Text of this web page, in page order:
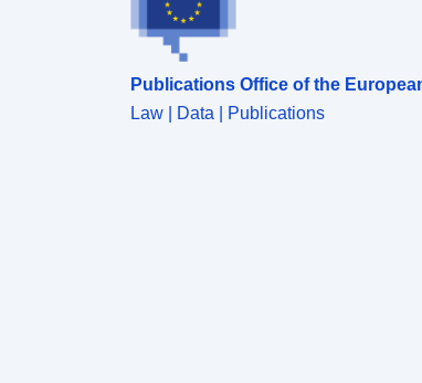
Publications Office of the
Law | Data | Publications